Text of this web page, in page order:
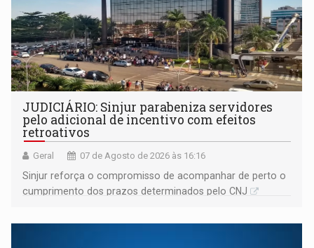
JUDICIÁRIO: Sinjur parabeniza servidores
pelo adicional de incentivo com efeitos
retroativos
Geral 07 de Agosto de 2026 às 16:16
Sinjur reforça o compromisso de acompanhar de perto o
cumprimento dos prazos determinados pelo CNJ